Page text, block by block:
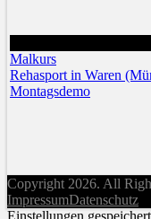
Malkurs
Rehasport in Waren
Montagsdemo
Copyright 2026. All
ImpressumDatenschutz
Einstellungen gespeichert